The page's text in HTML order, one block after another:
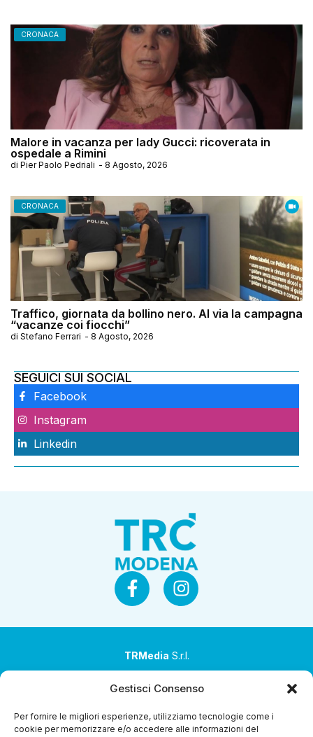
Gestisci Consenso
Per fornire le migliori esperienze, utilizziamo tecnologie come i
cookie per memorizzare e/o accedere alle informazioni del
CRONACA
Malore in vacanza per lady Gucci: ricoverata in
ospedale a Rimini
di Pier Paolo Pedriali - 8 Agosto, 2026
CRONACA
Traffico, giornata da bollino nero. Al via la campagna
“vacanze coi fiocchi”
di Stefano Ferrari - 8 Agosto, 2026
SEGUICI SUI SOCIAL
Facebook
Instagram
Linkedin
TRMedia S.r.l.
coordinamento da parte di Coop Alleanza 3.0 Soc. Coop.